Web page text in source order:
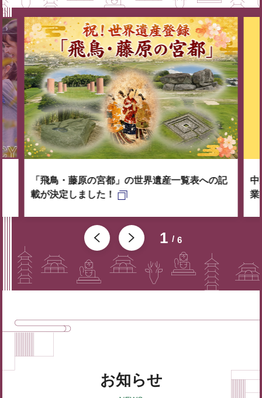
1 6
「飛鳥・藤原の宮都」の世界遺産一覧表への記
載が決定しました！
中
業
お知らせ